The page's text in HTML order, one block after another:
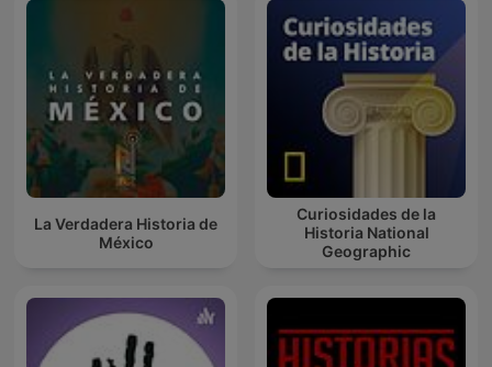
La Verdadera Historia de
México
Curiosidades de la
Historia National
Geographic